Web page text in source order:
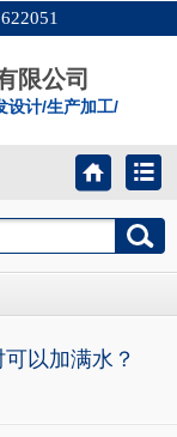
限公司
设计/生产加工/
以加满水？